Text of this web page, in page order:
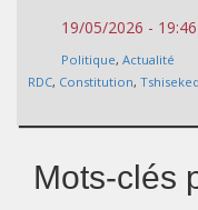
19/05/2026 - 19:46
Politique, Actualité
RDC, Constitution,
Mots-clés